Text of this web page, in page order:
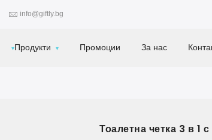
info@giftly.bg
Продукти Промоции За нас
Тоалетна четка 3 в 1